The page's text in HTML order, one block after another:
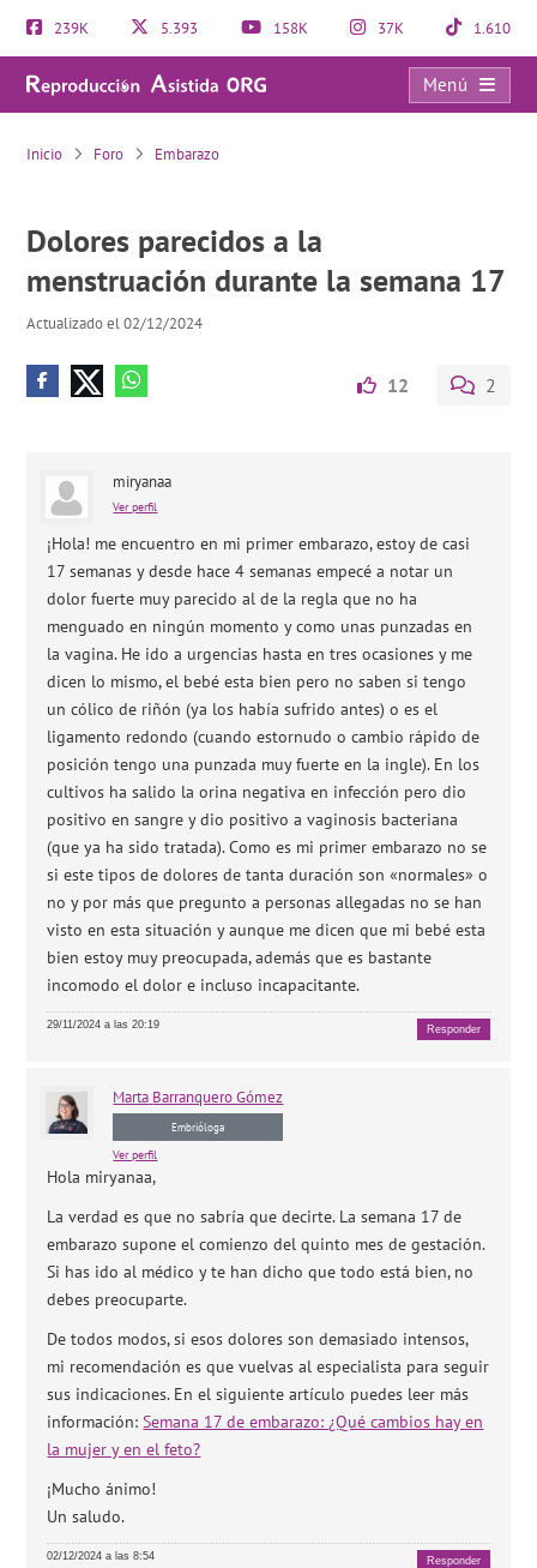
239K 5.393 158K 37K 1.610
Menú
Dolores parecidos a la menstruación durante la semana 17
Inicio Foro Embarazo
Dolores parecidos a la
menstruación durante la semana 17
Actualizado el 02/12/2024
12 2
miryanaa
Ver perfil
¡Hola! me encuentro en mi primer embarazo, estoy de casi
17 semanas y desde hace 4 semanas empecé a notar un
dolor fuerte muy parecido al de la regla que no ha
menguado en ningún momento y como unas punzadas en
la vagina. He ido a urgencias hasta en tres ocasiones y me
dicen lo mismo, el bebé esta bien pero no saben si tengo
un cólico de riñón (ya los había sufrido antes) o es el
ligamento redondo (cuando estornudo o cambio rápido de
posición tengo una punzada muy fuerte en la ingle). En los
cultivos ha salido la orina negativa en infección pero dio
positivo en sangre y dio positivo a vaginosis bacteriana
(que ya ha sido tratada). Como es mi primer embarazo no se
si este tipos de dolores de tanta duración son «normales» o
no y por más que pregunto a personas allegadas no se han
visto en esta situación y aunque me dicen que mi bebé esta
bien estoy muy preocupada, además que es bastante
incomodo el dolor e incluso incapacitante.
29/11/2024 a las 20:19 Responder
Marta Barranquero Gómez
Embrióloga
Ver perfil
Hola miryanaa,
La verdad es que no sabría que decirte. La semana 17 de
embarazo supone el comienzo del quinto mes de gestación.
Si has ido al médico y te han dicho que todo está bien, no
debes preocuparte.
De todos modos, si esos dolores son demasiado intensos,
mi recomendación es que vuelvas al especialista para seguir
sus indicaciones. En el siguiente artículo puedes leer más
información: Semana 17 de embarazo: ¿Qué cambios hay en
la mujer y en el feto?
¡Mucho ánimo!
Un saludo.
02/12/2024 a las 8:54 Responder